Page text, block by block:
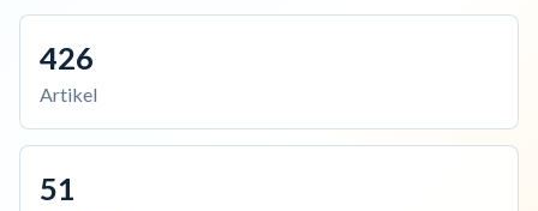
426
Artikel
51